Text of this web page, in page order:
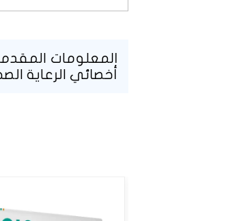
المعلومات
أخصائي الرعاية